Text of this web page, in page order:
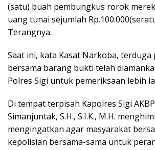
(satu) buah pembungkus rorok
uang tunai sejumlah
Terangnya.
Saat ini, kata Kasat Narkoba,
bersama barang bukti telah
Polres Sigi untuk pemeriksaan lebih
Di tempat terpisah Kapolres Sigi AKBP
Simanjuntak, S.H., S.I.K., M.H.
mengingatkan agar masyarakat
kepolisian bersama-sama untuk